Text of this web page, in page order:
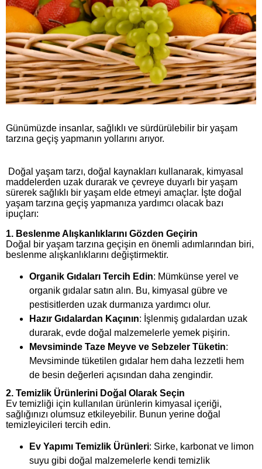
Günümüzde insanlar, sağlıklı ve sürdürülebilir bir yaşam
tarzına geçiş yapmanın yollarını arıyor.
Doğal yaşam tarzı, doğal kaynakları kullanarak, kimyasal
maddelerden uzak durarak ve çevreye duyarlı bir yaşam
sürerek sağlıklı bir yaşam elde etmeyi amaçlar. İşte doğal
yaşam tarzına geçiş yapmanıza yardımcı olacak bazı
ipuçları:
1. Beslenme Alışkanlıklarını Gözden Geçirin
Doğal bir yaşam tarzına geçişin en önemli adımlarından biri,
beslenme alışkanlıklarını değiştirmektir.
Organik Gıdaları Tercih Edin: Mümkünse yerel ve
organik gıdalar satın alın. Bu, kimyasal gübre ve
pestisitlerden uzak durmanıza yardımcı olur.
Hazır Gıdalardan Kaçının: İşlenmiş gıdalardan uzak
durarak, evde doğal malzemelerle yemek pişirin.
Mevsiminde Taze Meyve ve Sebzeler Tüketin:
Mevsiminde tüketilen gıdalar hem daha lezzetli hem
de besin değerleri açısından daha zengindir.
2. Temizlik Ürünlerini Doğal Olarak Seçin
Ev temizliği için kullanılan ürünlerin kimyasal içeriği,
sağlığınızı olumsuz etkileyebilir. Bunun yerine doğal
temizleyicileri tercih edin.
Ev Yapımı Temizlik Ürünleri: Sirke, karbonat ve limon
suyu gibi doğal malzemelerle kendi temizlik